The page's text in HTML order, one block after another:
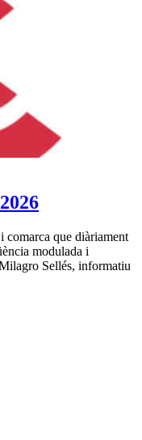
comarca que diàriament
modulada i
Sellés, informatiu